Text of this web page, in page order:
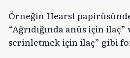
Örneğin Hearst
“Ağrıdığında anüs için ilaç”
serinletmek için ilaç” gibi